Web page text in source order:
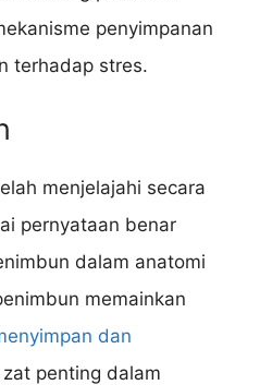
penyimpanan
terhadap stres.
menjelajahi secara
pernyataan benar
dalam anatomi
memainkan
dan
penting dalam